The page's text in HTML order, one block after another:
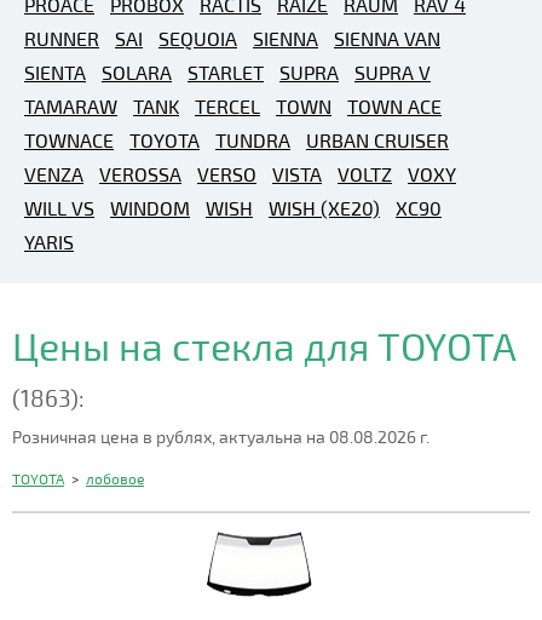
RUNNER
SAI SEQUOIA SIENNA
SIENNA VAN
SIENTA
SOLARA STARLET SUPRA
SUPRA V
TAMARAW
TANK TERCEL TOWN
TOWN ACE
TOWNACE
TOYOTA TUNDRA
URBAN CRUISER
VENZA
VEROSSA VERSO VISTA VOLTZ
VOXY
WILL VS
WINDOM WISH WISH (XE20)
XC90
YARIS
Цены на стекла для TOYOTA
(1863):
Розничная цена в рублях, актуальна на 08.08.2026 г.
TOYOTA > лобовое